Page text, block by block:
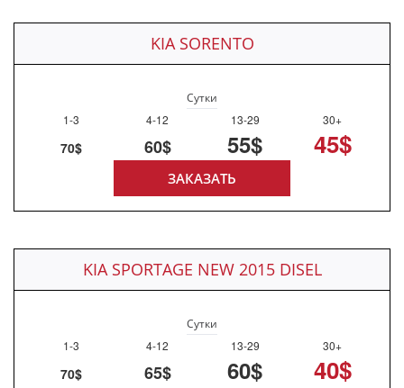
KIA SORENTO
Сутки
1-3
4-12 13-29 30+
70$ 60$ 55$ 45$
ЗАКАЗАТЬ
KIA SPORTAGE NEW 2015 DISEL
Сутки
1-3
4-12 13-29 30+
70$ 65$ 60$ 40$